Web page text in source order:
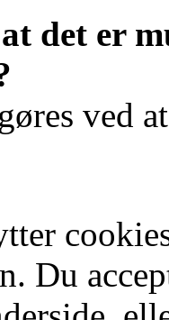
det er
ved
Du